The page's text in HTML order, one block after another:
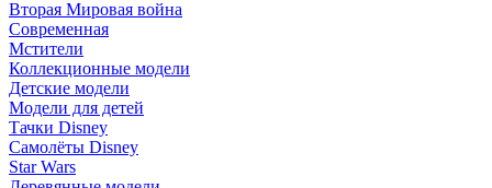
Вторая Мировая война
Современная
Мстители
Коллекционные модели
Детские модели
Модели для детей
Тачки Disney
Самолёты Disney
Star Wars